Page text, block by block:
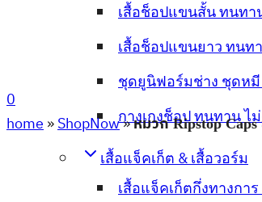
เสื้อช็อปแขนสั้น ทนท
เสื้อช็อปแขนยาว ทนท
ชุดยูนิฟอร์มช่าง ชุดห
กางเกงช็อป ทนทาน ไ
เสื้อแจ็คเก็ต & เสื้อวอร์ม
เสื้อแจ็คเก็ตกึ่งทางกา
0
home»ShopNow»หมวก Ripstop